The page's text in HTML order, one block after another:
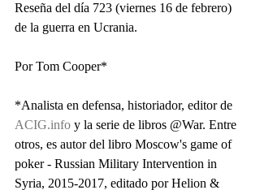
Reseña del día 723 (viernes 16 de febrero)
de la guerra en Ucrania.
Por Tom Cooper*
*Analista en defensa, historiador, editor de
ACIG.info y la serie de libros @War. Entre
otros, es autor del libro Moscow's game of
poker - Russian Military Intervention in
Syria, 2015-2017, editado por Helion &